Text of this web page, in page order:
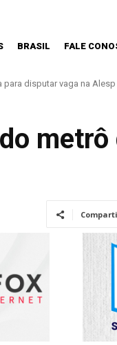
BRASIL FALE
metrô